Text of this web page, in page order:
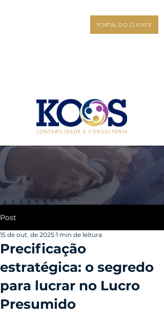
PORTAL DO CLIENTE
Post
Precificação
estratégica: o segredo
para lucrar no Lucro
Presumido
15 de out. de 2025 1 min de leitura